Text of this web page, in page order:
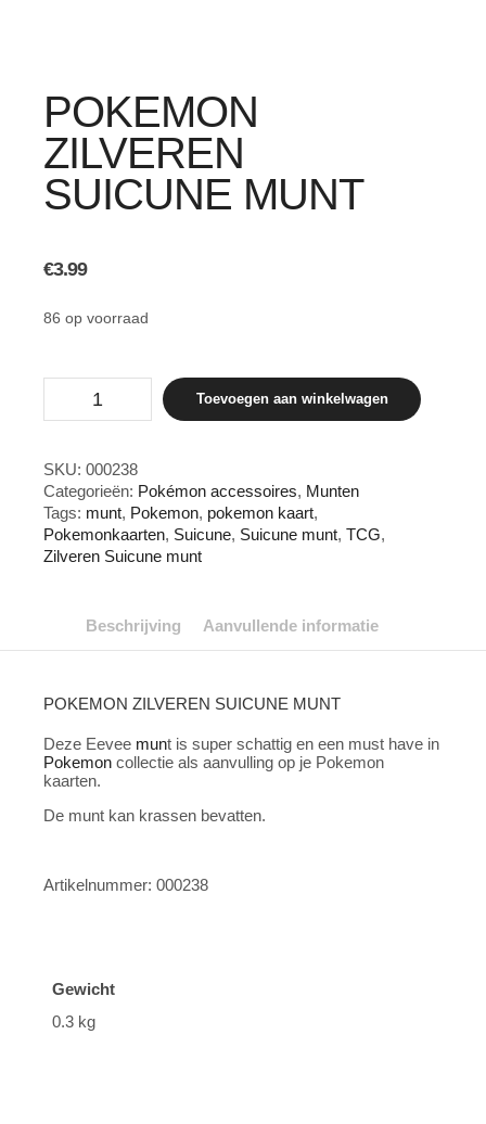
POKEMON
ZILVEREN
SUICUNE MUNT
€3.99
86 op voorraad
zilveren
Suicune
aantal
Toevoegen aan winkelwagen
SKU: 000238
Categorieën: Pokémon accessoires, Munten
Tags: munt, Pokemon, pokemon kaart,
Pokemonkaarten, Suicune, Suicune munt, TCG,
Zilveren Suicune munt
Beschrijving Aanvullende informatie
POKEMON ZILVEREN SUICUNE MUNT
Deze Eevee munt is super schattig en een must have in
Pokemon collectie als aanvulling op je Pokemon
kaarten.
De munt kan krassen bevatten.
Artikelnummer: 000238
Gewicht
0.3 kg